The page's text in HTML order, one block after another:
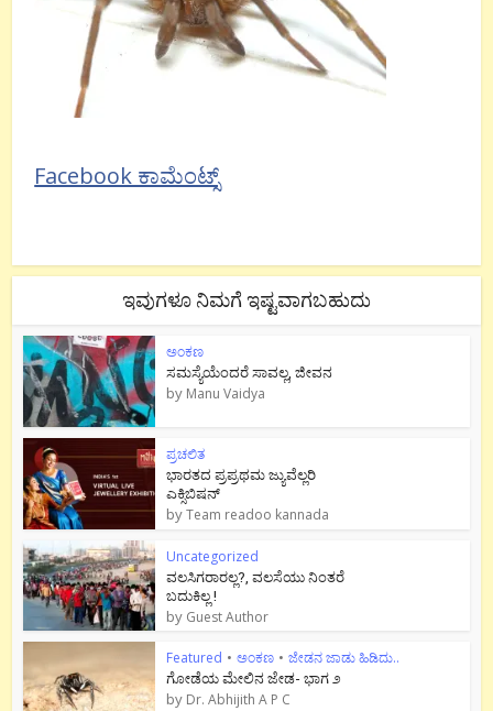
Facebook ಕಾಮೆಂಟ್ಸ್
ಇವುಗಳೂ ನಿಮಗೆ ಇಷ್ಟವಾಗಬಹುದು
ಅಂಕಣ
ಸಮಸ್ಯೆಯೆಂದರೆ ಸಾವಲ್ಲ, ಜೀವನ
by Manu Vaidya
ಪ್ರಚಲಿತ
ಭಾರತದ ಪ್ರಪ್ರಥಮ ಜ್ಯುವೆಲ್ಲರಿ
ಎಕ್ಸಿಬಿಷನ್
byTeam readoo kannada
Uncategorized
ವಲಸಿಗರಾರಲ್ಲ?, ವಲಸೆಯು ನಿಂತರೆ
ಬದುಕಿಲ್ಲ !
by Guest Author
Featured • ಅಂಕಣ • ಜೇಡನ ಜಾಡು ಹಿಡಿದು..
ಗೋಡೆಯ ಮೇಲಿನ ಜೇಡ- ಭಾಗ ೨
by Dr. Abhijith A P C